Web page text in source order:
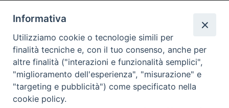
Settimana Santa, le
disposizioni per le
Celebrazioni
Il primo messaggio di Mons.
Cirulli, “essere costruttori di
una società buona”
Informativa
Utilizziamo cookie o tecnologie simili per
finalità tecniche e, con il tuo consenso, anche per
altre finalità ("interazioni e funzionalità semplici",
"miglioramento dell'esperienza", "misurazione" e
"targeting e pubblicità") come specificato nella
cookie policy.